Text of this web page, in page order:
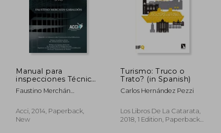
Manual para
inspecciones Técnicas
de edificios (I.T.E.) (in
Spanish)
Faustino Merchán
Acci, 2014, Paperback,
New
Turismo: Truco o
Trato? (in Spanish)
Carlos Hernández Pezzi
Los Libros De La Catarata,
2018, 1 Edition, Paperback,